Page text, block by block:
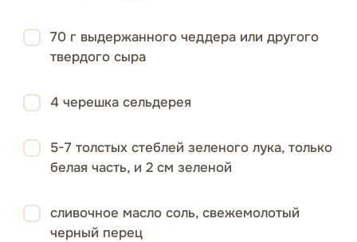
70 г выдержанного чеддера или другого
твердого сыра
4 черешка сельдерея
5-7 толстых стеблей зеленого лука, только
белая часть, и 2 см зеленой
сливочное масло соль, свежемолотый
черный перец